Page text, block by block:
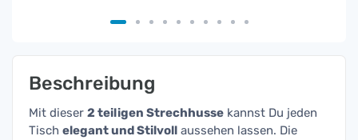
Beschreibung
Mit dieser 2 teiligen Strechhusse kannst Du jeden
Tisch elegant und Stilvoll aussehen lassen. Die